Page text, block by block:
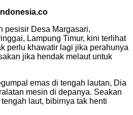
pesisir Desa Margasari,
Lampung Timur, kini terlihat
perlu khawatir lagi jika perahunya
jika hendak melaut untuk
emas di tengah lautan, Dia
mesin di depanya. Seakan
laut, bibirnya tak henti